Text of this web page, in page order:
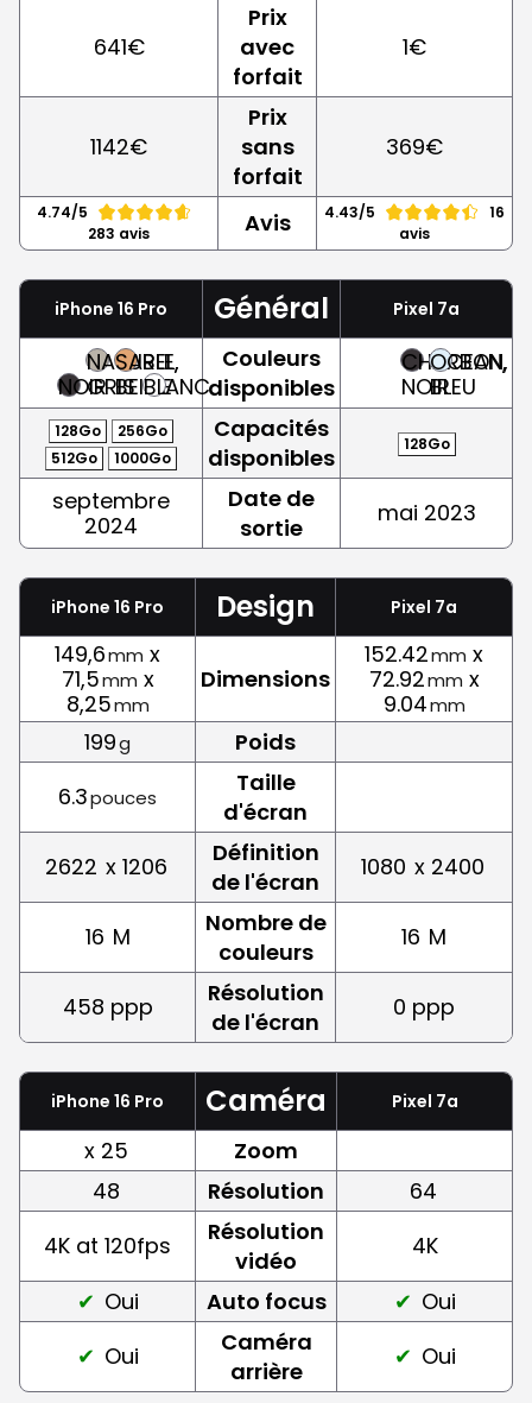
641€
Prix
avec
forfait
1€
1142€
Prix
sans
forfait
369€
4.74/5
283 avis
Avis 4.43/5
16
avis
iPhone 16 Pro Général Pixel 7a
NOIR
NATUREL,
GRIS
SABLE,
BEIGEBLANC
Couleurs
disponibles
CHARBON,
NOIR
OCEAN,
BLEU
128Go
256Go
512Go
1000Go
Capacités
disponibles
128Go
septembre
2024
Date de
sortie
mai 2023
iPhone 16 Pro Design Pixel 7a
149,6mm x
71,5mm x
8,25mm
Dimensions
152.42mm x
72.92mm x
9.04mm
199g
Poids
6.3pouces
Taille
d'écran
2622 x 1206
Définition
de l'écran
1080 x 2400
16 M
Nombre de
couleurs
16 M
458 ppp
Résolution
de l'écran
0 ppp
iPhone 16 Pro Caméra Pixel 7a
x 25
Zoom
48
Résolution
64
4K at 120fps
Résolution
vidéo
4K
Oui
Auto focus
Oui
Oui
Caméra
arrière
Oui